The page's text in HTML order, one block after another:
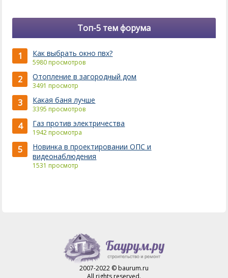
Топ-5 тем форума
1 Как выбрать окно пвх?
5980 просмотров
2 Отопление в загородный дом
3491 просмотр
3 Какая баня лучше
3395 просмотров
4 Газ против электричества
1942 просмотра
5
Новинка в проектировании ОПС и
видеонаблюдения
1531 просмотр
2007-2022 © baurum.ru
All rights reserved.